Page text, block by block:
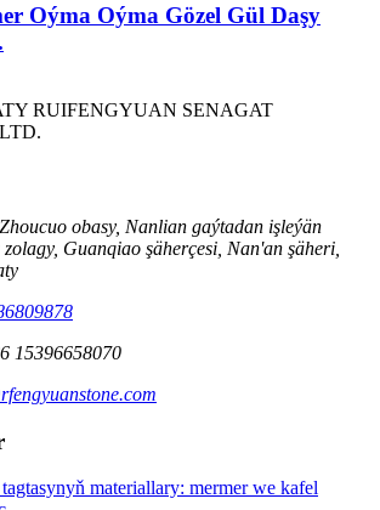
Oýma Oýma Gözel Gül Daşy
RUIFENGYUAN SENAGAT
obasy, Nanlian gaýtadan işleýän
Guanqiao şäherçesi, Nan'an şäheri,
15396658070